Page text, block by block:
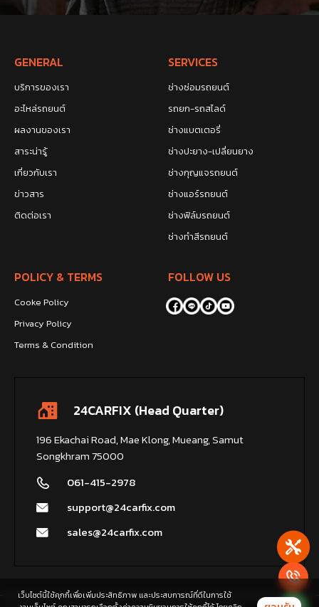
GENERAL
บริการของเรา
อะไหล่รถยนต์
ผลงานของเรา
สาระน่ารู้
เกี่ยวกับเรา
ข่าวสาร
ติดต่อเรา
SERVICES
ช่างซ่อมรถยนต์
รถยก-รถสไลด์
ช่างแบตเตอรี่
ช่างปะยาง-เปลี่ยนยาง
ช่างกุญแจรถยนต์
ช่างแอร์รถยนต์
ช่างฟิล์มรถยนต์
ช่างทำสีรถยนต์
POLICY & TERMS
Cooke Policy
Privacy Policy
Terms & Condition
FOLLOW US
24CARFIX (Head Quarter)
196 Ekachai Road, Mae Klong, Mueang, Samut
Songkhram 75000
061-415-2978
support@24carfix.com
sales@24carfix.com
เว็บไซต์นี้ใช้คุกกี้เพื่อเพิ่มประสิทธิภาพ และประสบการณ์ที่ดีในการใช้